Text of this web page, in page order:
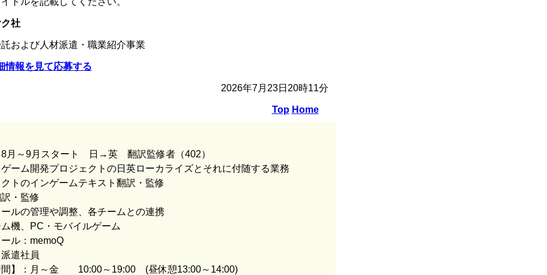
社
および人材派遣・職業紹介事業
情報を見て応募する
2026年7月23日20時11分
Top Home
8月～9月スタート 日→英 翻訳監修者（402）
ゲーム開発プロジェクトの日英ローカライズとそれに付随する業務
クトのインゲームテキスト翻訳・監修
・監修
ールの管理や調整、各チームとの連携
機、PC・モバイルゲーム
ル：memoQ
遣社員
間】：月～金 10:00～19:00 (昼休憩13:00～14:00)